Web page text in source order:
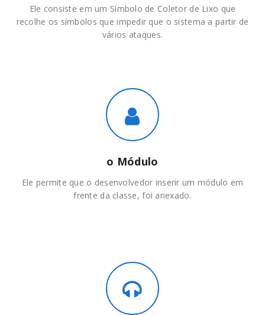
Ele consiste em um Símbolo de Coletor de Lixo que
recolhe os símbolos que impedir que o sistema a partir de
vários ataques.
o Módulo
Ele permite que o desenvolvedor inserir um módulo em
frente da classe, foi anexado.